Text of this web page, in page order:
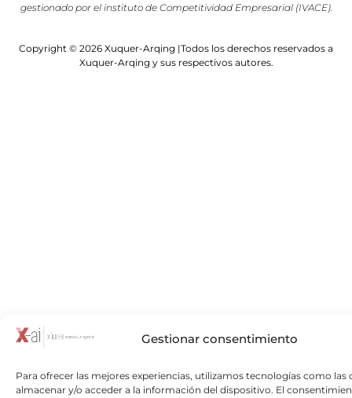
Gestionar consentimiento
Para ofrecer las mejores experiencias, utilizamos tecnologías como las
almacenar y/o acceder a la información del dispositivo. El
gestionado por el instituto de Competitividad Empresarial (IVACE).
Copyright © 2026 Xuquer-Arqing |Todos los derechos reservados a
Xuquer-Arqing y sus respectivos autores.